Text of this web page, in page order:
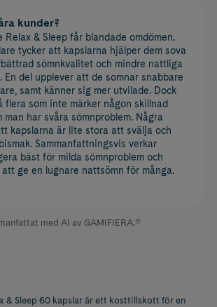
kunder?
Relax & Sleep får blandade omdömen.
tycker att kapslarna hjälper dem sova
sömnkvalitet och mindre nattliga
En del upplever att de somnar snabbare
samt känner sig mer utvilade. Dock
flera som inte märker någon skillnad
man har svåra sömnproblem. Några
kapslarna är lite stora att svälja och
Sammanfattningsvis verkar
bäst för milda sömnproblem och
ge en lugnare nattsömn för många.
med AI av GAMIFIERA.®
& Sleep 60 kapslar är ett kosttillskott för en